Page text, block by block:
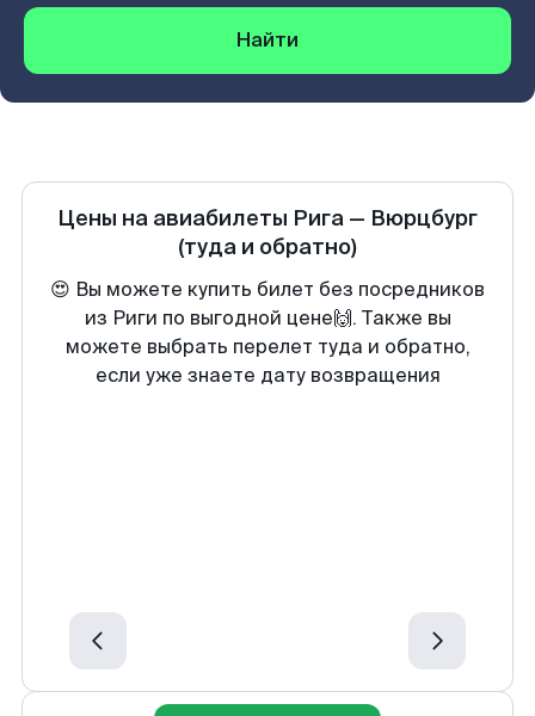
Найти
Цены на авиабилеты Рига — Вюрцбург
(туда и обратно)
😍 Вы можете купить билет без посредников
из Риги по выгодной цене🙌. Также вы
можете выбрать перелет туда и обратно,
если уже знаете дату возвращения